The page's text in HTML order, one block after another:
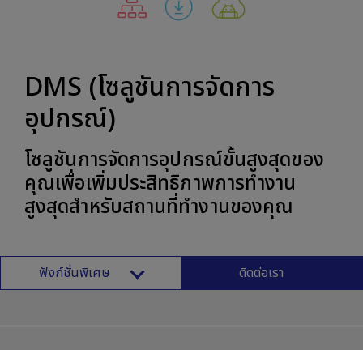
DMS (โซลูชันการจัดการ
อุปกรณ์)
โซลูชันการจัดการอุปกรณ์ขั้นสูงสุดของ
คุณเพื่อเพิ่มประสิทธิภาพการทำงาน
สูงสุดสำหรับสถานที่ทำงานของคุณ
ฟังก์ชั่นพิเศษ ติดต่อเรา